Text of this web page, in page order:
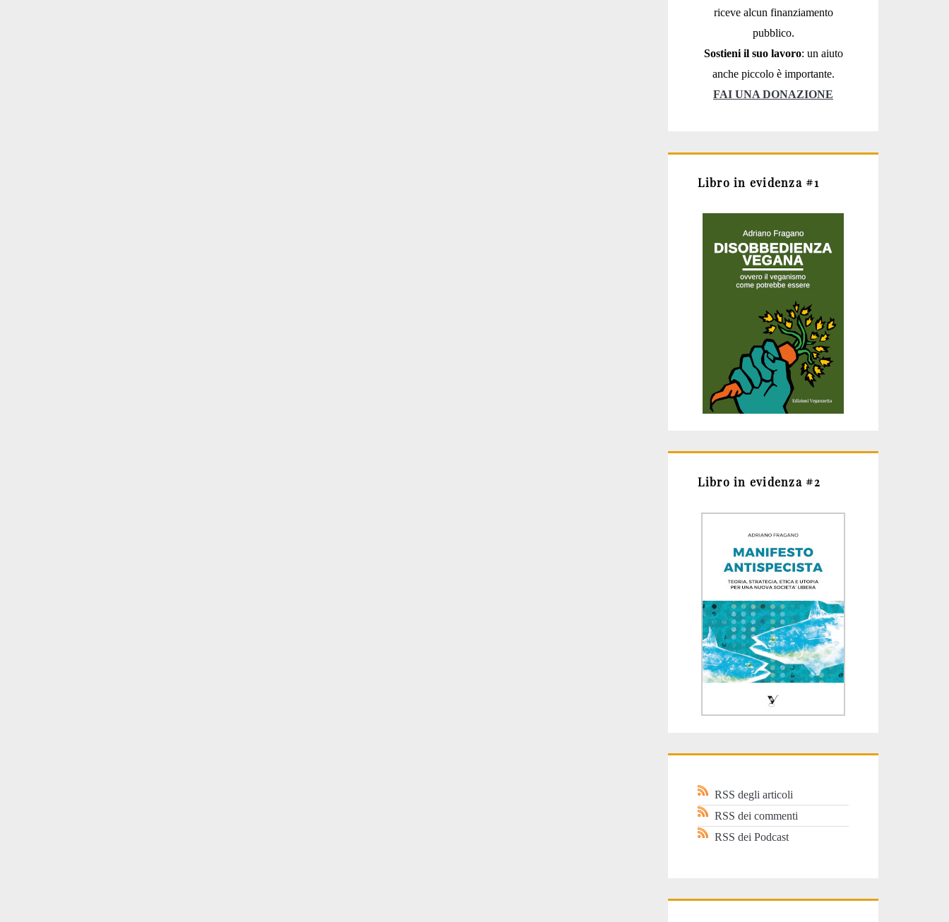
riceve alcun finanziamento
pubblico.
Sostieni il suo lavoro: un aiuto
anche piccolo è importante.
FAI UNA DONAZIONE
Libro in evidenza #1
Libro in evidenza #2
RSS degli articoli
RSS dei commenti
RSS dei Podcast